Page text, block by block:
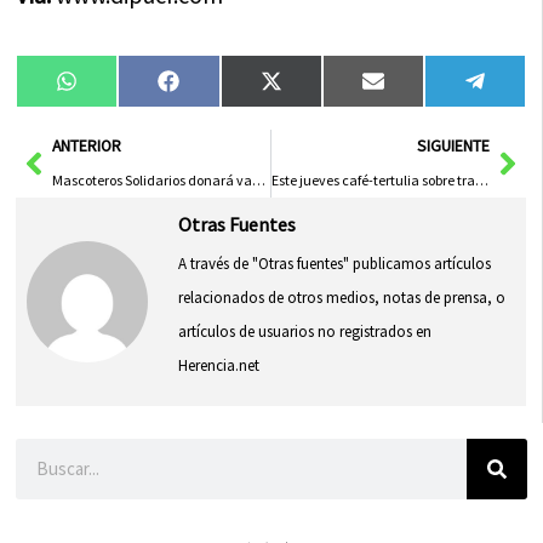
Compartir
en
WhatsAppCompartir
en
FacebookCompartir
en
X
(Twitter)
Compartir
en
Email
en
AntANTERIOR
Mascoteros Solidarios donará vacunas para la Protectora de Herencia
SIGUIENTE
Este jueves café-tertulia sobre trastornos de la alimentación
Otras Fuentes
A través de "Otras fuentes" publicamos artículos
relacionados de otros medios, notas de prensa, o
artículos de usuarios no registrados en
Herencia.net